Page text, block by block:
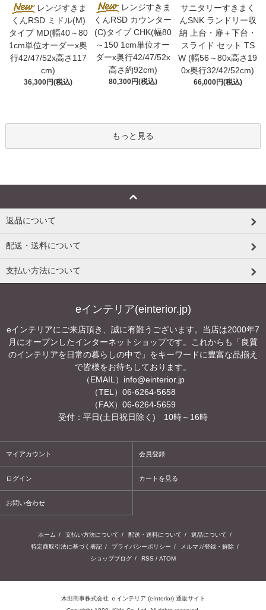
レンジすきま
くんRSD ミドル(M)
タイプ MD(幅40～80
1cm単位オーダーx奥
行42/47/52x高さ117
cm)
36,300円(税込)
レンジすきま
くんRSD カウンター
(C)タイプ CHK(幅80
～150 1cm単位オー
ダーx奥行42/47/52x
高さ約92cm)
80,300円(税込)
サニタリーすきまく
んSNK ランドリー収
納 上台・扉＋下台・
スライド セット TS
W (幅56～80x高さ19
0x奥行32/42/52cm)
66,000円(税込)
もっと見る
返品について
配送・送料について
支払い方法について
eインテリア(einterior.jp)
eインテリアにご来店頂き、誠に有難うございます。当店は2000年7
月にオープンしたインターネットショップです。これからも「良質
のインテリアを日常の暮らしの中で」をキーワードに豊富な品揃え
で皆様をお待ちしております。
（EMAIL） info@einterior.jp
（TEL）06-6264-5658
（FAX）06-6264-5659
受付：平日(土日祝日除く) 10時～16時
マイアカウント 会員登録
ログイン カートを見る
お問い合わせ
ホーム / 支払い方法について / 配送・送料について / 返品について /
特定商取引法に基づく表記 / プライバシーポリシー / メルマガ登録・解除 /
ショップブログ / RSS / ATOM
木田商事株式会社 ｅインテリア (eInterior) 通販サイト